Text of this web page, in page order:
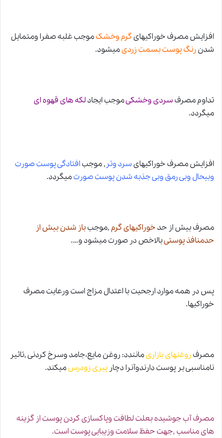
افزایش مصرف خوراکیهایگرم وخشکموجب غلبه صفرا ومتمایل
شدنرنگ پوست بسمت زردیمیشود.
تداوم مصرفسردی وخشکیموجبایجادلکه های قهوه ای
میگردد.
افزایش مصرف خوراکیهایسرد وتر, موجبافتادگی پوست صورت
وبیحال وبی رمق وبی جذبه شدن پوست صورتمیگردد.
مصرف بیش از حدخوراکیهای گرم,موجبباز شدن بیش از
حدمنافذ پوستیبالاخص در صورت میشود و….
پس در همه موارد ارجحیت با اعتدال مزاج است ورعایت مصرف
خوراکیها.
مصرفروغنهای بازاریمانندد: روغن مایع،جامد وسرخ کردنی ,تاثیر
نامناسبی بر پوست دارندوآنرا دچارپیری زودرسمیکند.
مصرف آب جوشیده بعلت لطافت وپاکسازی کردن پوست از گزینه
های مناسب ,جهت حفظ سلامت وزیبایی پوست است.